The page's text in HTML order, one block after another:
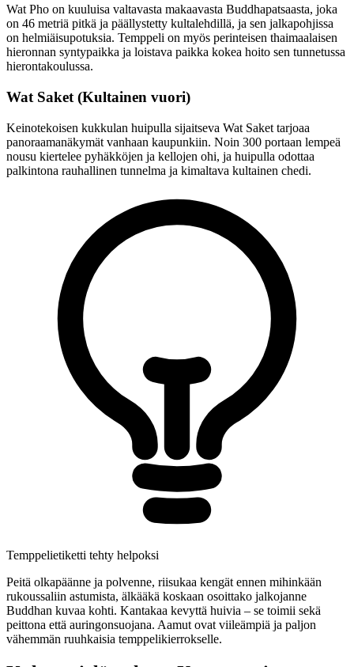
Wat Pho on kuuluisa valtavasta makaavasta Buddhapatsaasta, joka
on 46 metriä pitkä ja päällystetty kultalehdillä, ja sen jalkapohjissa
on helmiäisupotuksia. Temppeli on myös perinteisen thaimaalaisen
hieronnan syntypaikka ja loistava paikka kokea hoito sen tunnetussa
hierontakoulussa.
Wat Saket (Kultainen vuori)
Keinotekoisen kukkulan huipulla sijaitseva Wat Saket tarjoaa
panoraamanäkymät vanhaan kaupunkiin. Noin 300 portaan lempeä
nousu kiertelee pyhäkköjen ja kellojen ohi, ja huipulla odottaa
palkintona rauhallinen tunnelma ja kimaltava kultainen chedi.
Temppelietiketti tehty helpoksi
Peitä olkapäänne ja polvenne, riisukaa kengät ennen mihinkään
rukoussaliin astumista, älkääkä koskaan osoittako jalkojanne
Buddhan kuvaa kohti. Kantakaa kevyttä huivia – se toimii sekä
peittona että auringonsuojana. Aamut ovat viileämpiä ja paljon
vähemmän ruuhkaisia temppelikierrokselle.